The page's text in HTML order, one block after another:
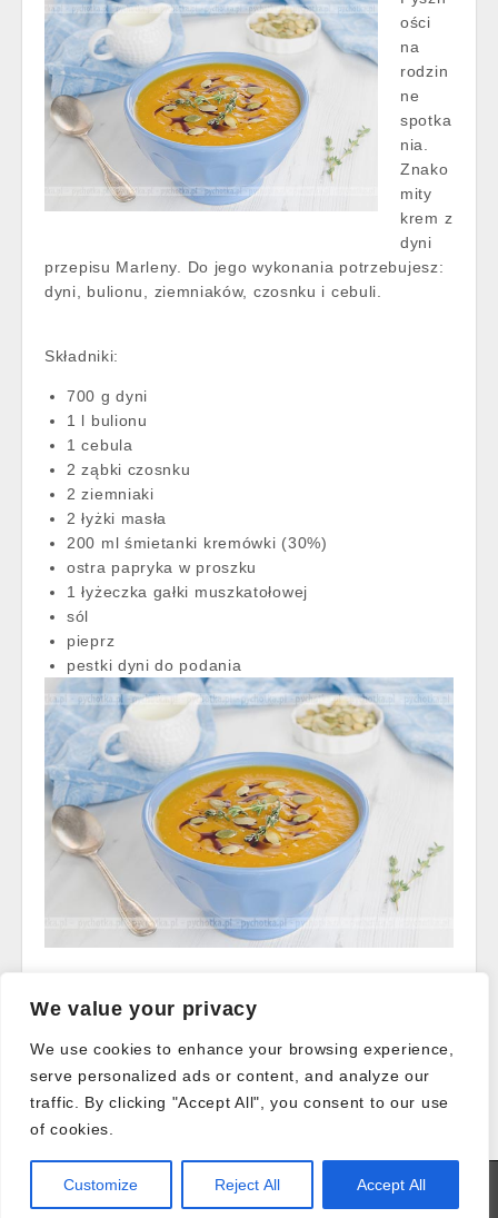
We value your privacy
We use cookies to enhance your browsing experience,
serve personalized ads or content, and analyze our
traffic. By clicking "Accept All", you consent to our use
of cookies.
Customize Reject All Accept All
ości
na
rodzin
ne
spotka
nia.
Znako
mity
krem z
dyni
przepisu Marleny. Do jego wykonania potrzebujesz:
dyni, bulionu, ziemniaków, czosnku i cebuli.
Składniki:
700 g dyni
1 l bulionu
1 cebula
2 ząbki czosnku
2 ziemniaki
2 łyżki masła
200 ml śmietanki kremówki (30%)
ostra papryka w proszku
1 łyżeczka gałki muszkatołowej
sól
pieprz
pestki dyni do podania
Post
navigation
← Older posts
Copyright © 2026 Pychotka.pl - Przepisy Kulinarne. All Rights
Reserved.